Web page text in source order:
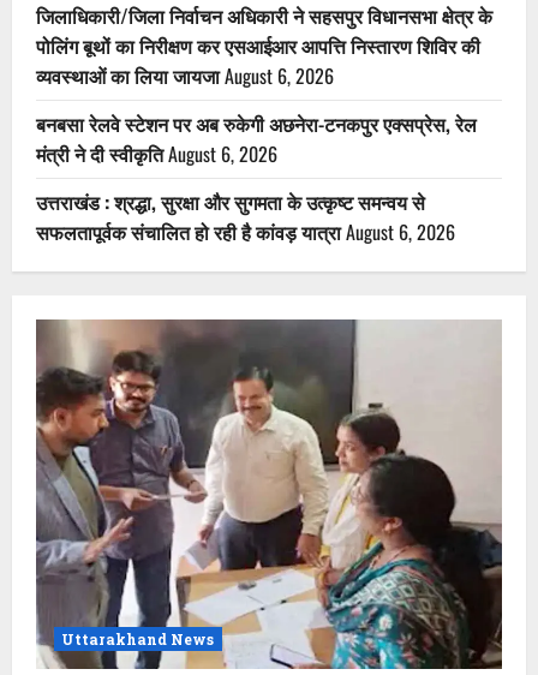
जिलाधिकारी/जिला निर्वाचन अधिकारी ने सहसपुर विधानसभा क्षेत्र के
पोलिंग बूथों का निरीक्षण कर एसआईआर आपत्ति निस्तारण शिविर की
व्यवस्थाओं का लिया जायजाAugust 6, 2026
बनबसा रेलवे स्टेशन पर अब रुकेगी अछनेरा-टनकपुर एक्सप्रेस, रेल
मंत्री ने दी स्वीकृतिAugust 6, 2026
उत्तराखंड : श्रद्धा, सुरक्षा और सुगमता के उत्कृष्ट समन्वय से
सफलतापूर्वक संचालित हो रही है कांवड़ यात्राAugust 6, 2026
Uttarakhand News